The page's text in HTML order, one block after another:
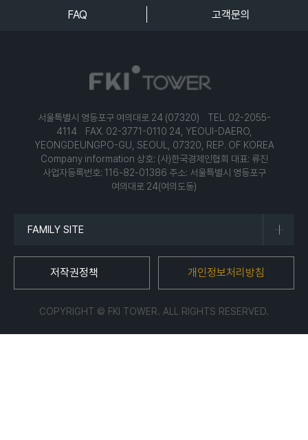
FAQ 고객문의
서울특별시 영등포구 여의대로 24 (07320) TEL. 02-2055-
4114 FAX. 02-3771-0110 24, YEOUI-DAERO,
YEONGDEUNGPO-GU, SEOUL, 07320, REP. OF KOREA
Company information 상호: (사)한국경제인협회 대표: 류진
사업자등록번호: 116-82-01386 주소: 서울특별시 영등포구
여의대로 24(여의도동)
FAMILY SITE
저작권정책 개인정보처리방침
COPYRIGHT © FKI TOWER. ALL RIGHTS RESERVED.